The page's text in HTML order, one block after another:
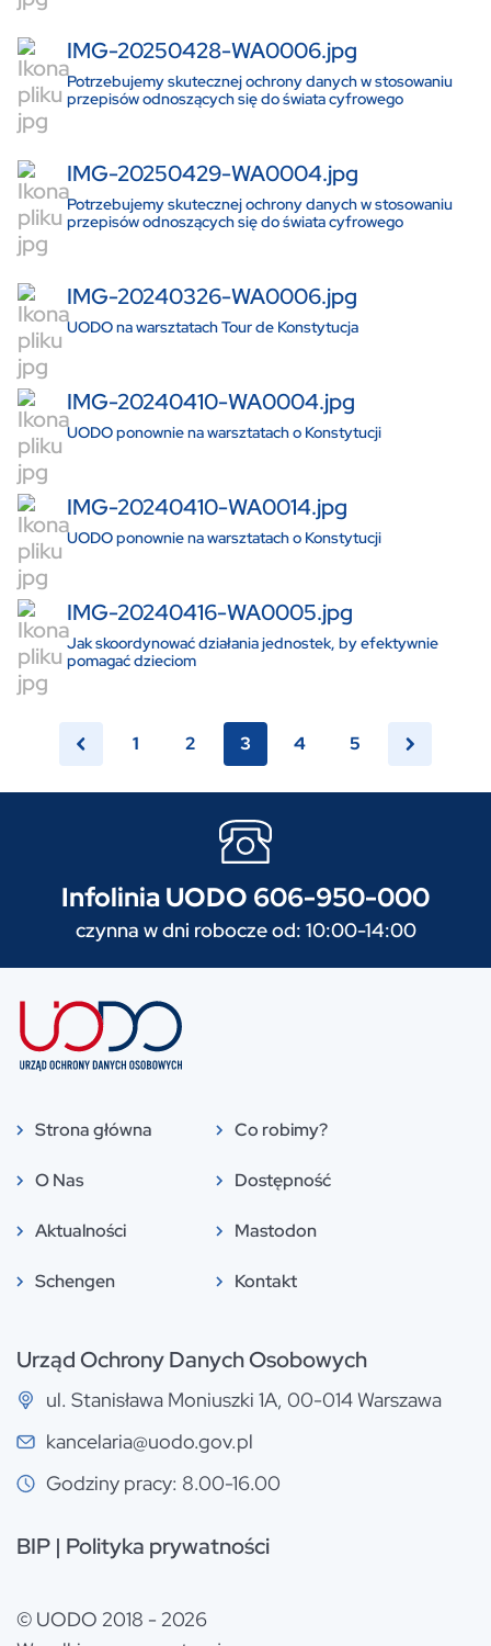
IMG-20250428-WA0006.jpg
Potrzebujemy skutecznej ochrony danych w stosowaniu
przepisów odnoszących się do świata cyfrowego
IMG-20250429-WA0004.jpg
Potrzebujemy skutecznej ochrony danych w stosowaniu
przepisów odnoszących się do świata cyfrowego
IMG-20240326-WA0006.jpg
UODO na warsztatach Tour de Konstytucja
IMG-20240410-WA0004.jpg
UODO ponownie na warsztatach o Konstytucji
IMG-20240410-WA0014.jpg
UODO ponownie na warsztatach o Konstytucji
IMG-20240416-WA0005.jpg
Jak skoordynować działania jednostek, by efektywnie
pomagać dzieciom
1 2 3 4 5
Infolinia UODO 606-950-000
czynna w dni robocze od: 10:00-14:00
Strona główna
O Nas
Aktualności
Schengen
Co robimy?
Dostępność
Mastodon
Kontakt
Urząd Ochrony Danych Osobowych
ul. Stanisława Moniuszki 1A, 00-014 Warszawa
kancelaria@uodo.gov.pl
Godziny pracy: 8.00-16.00
BIP | Polityka prywatności
© UODO 2018 - 2026